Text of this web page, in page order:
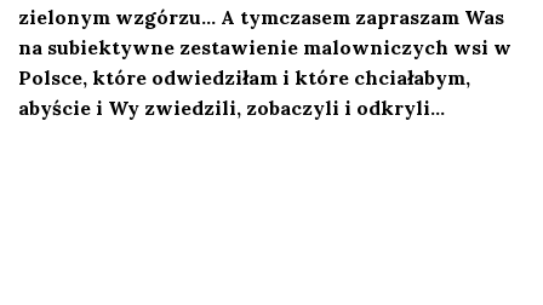
zielonym wzgórzu… A tymczasem zapraszam Was
na subiektywne zestawienie malowniczych wsi w
Polsce, które odwiedziłam i które chciałabym,
abyście i Wy zwiedzili, zobaczyli i odkryli…